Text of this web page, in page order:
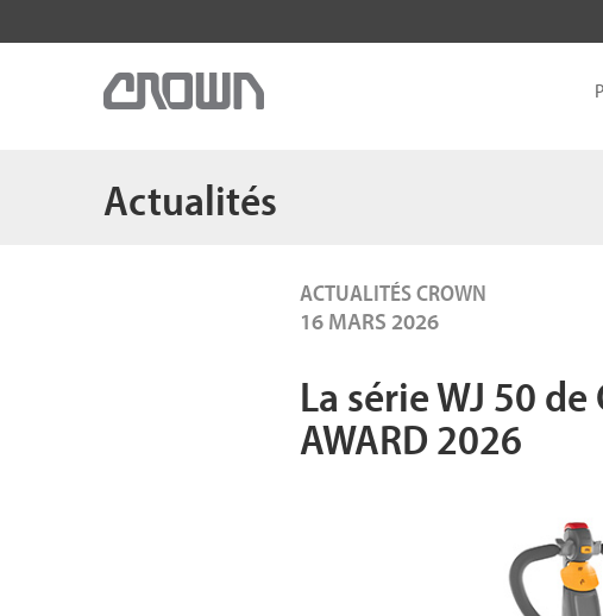
Actualités
ACTUALITÉS CROWN
16 MARS 2026
La série WJ 50
AWARD 2026